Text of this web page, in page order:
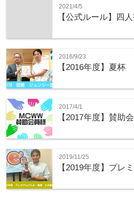
2021/4/5
【公式ルール】四
2016/9/23
【2016年度】夏杯
2017/4/1
【2017年度】賛助
2019/11/25
【2019年度】プレ